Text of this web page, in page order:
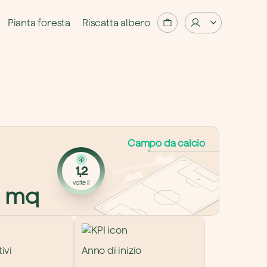
Pianta foresta Riscatta albero
1,2
volte il
mq
Campo da calcio
Anno di inizio